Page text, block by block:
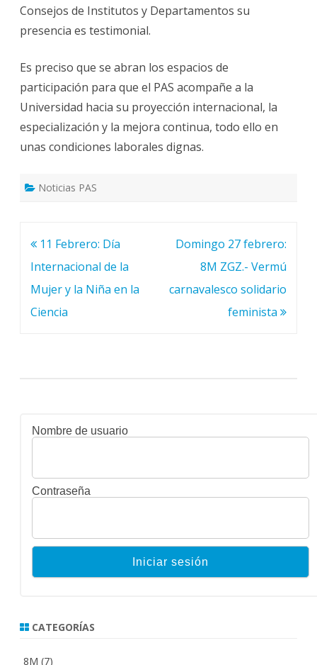
Consejos de Institutos y Departamentos su
presencia es testimonial.
Es preciso que se abran los espacios de
participación para que el PAS acompañe a la
Universidad hacia su proyección internacional, la
especialización y la mejora continua, todo ello en
unas condiciones laborales dignas.
Noticias PAS
Navegación
de
entradas
11 Febrero: Día
Internacional de la
Mujer y la Niña en la
Ciencia
Domingo 27 febrero:
8M ZGZ.- Vermú
carnavalesco solidario
feminista
Nombre de usuario
Contraseña
CATEGORÍAS
8M (7)